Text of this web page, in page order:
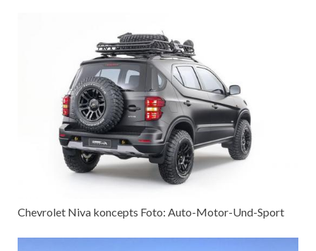
Chevrolet Niva koncepts Foto: Auto-Motor-Und-Sport